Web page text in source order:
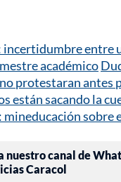
incertidumbre entre
académico
protestaran antes
están sacando la
sobre
nuestro canal de
Caracol